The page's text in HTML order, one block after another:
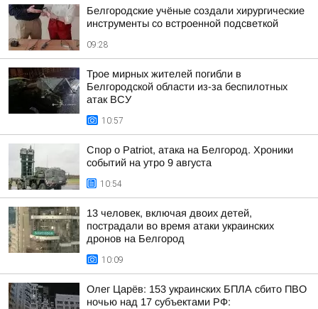
Белгородские учёные создали хирургические
инструменты со встроенной подсветкой
09:28
Трое мирных жителей погибли в
Белгородской области из-за беспилотных
атак ВСУ
10:57
Спор о Patriot, атака на Белгород. Хроники
событий на утро 9 августа
10:54
13 человек, включая двоих детей,
пострадали во время атаки украинских
дронов на Белгород
10:09
Олег Царёв: 153 украинских БПЛА сбито ПВО
ночью над 17 субъектами РФ: